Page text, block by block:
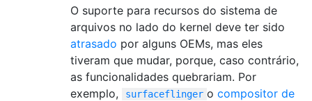
O suporte para recursos do sistema de
arquivos no lado do kernel deve ter sido
atrasado por alguns OEMs, mas eles
tiveram que mudar, porque, caso contrário,
as funcionalidades quebrariam. Por
exemplo,
surfaceflinger o compositor de